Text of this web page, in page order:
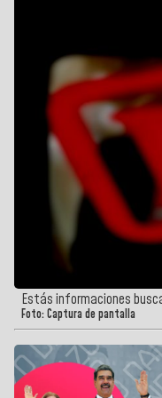
Estás informaciones
Foto: Captura de pantalla